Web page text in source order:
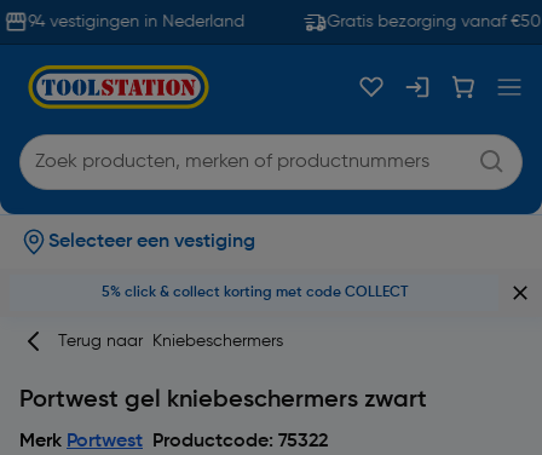
94 vestigingen in Nederland Gratis bezorging vanaf €50
Selecteer een vestiging
5% click & collect korting met code COLLECT
Terug naar Kniebeschermers
Portwest gel kniebeschermers zwart
Merk Portwest Productcode: 75322